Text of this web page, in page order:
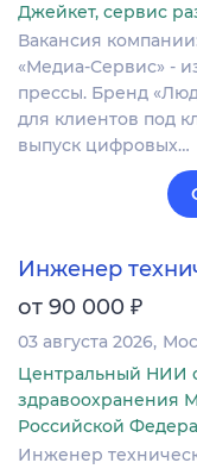
Джейкет, сервис
Вакансия
«Медиа-Сервис» -
прессы. Бренд
для клиентов под
выпуск цифровых…
Инженер
от 90 000 ₽
03 августа 2026
Центральный НИИ
здравоохранения
Российской
Инженер